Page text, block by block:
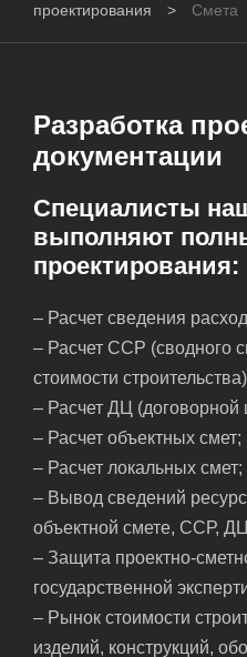
проектирования
> Смета
Разработка
документации
Специалисты
выполняют
проектирования:
– Расчет сведения
– Расчет ССР (сводного
стоимости
– Расчет ДЦ (договорной
– Расчет объектных смет;
– Расчет локальных смет;
– Вывод сведений
объектной смете, ССР,
– Защита проектно-
государственной
– Рынок стоимости
изделий, конструкций,